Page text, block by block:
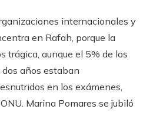
internacionales y
en Rafah, porque la
trágica, aunque el 5% de los
años estaban
en los exámenes,
Marina Pomares se jubiló